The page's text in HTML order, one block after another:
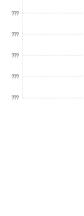
???
???
???
???
???